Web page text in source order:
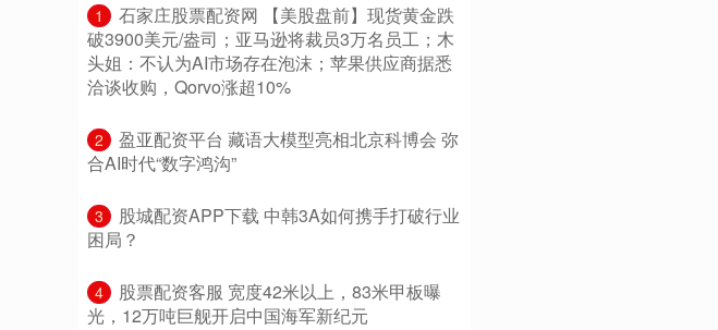
1
​石家庄股票配资网 【美股盘前】现货黄金跌
破3900美元/盎司；亚马逊将裁员3万名员工；木
头姐：不认为AI市场存在泡沫；苹果供应商据悉
洽谈收购，Qorvo涨超10%
2
​盈亚配资平台 藏语大模型亮相北京科博会 弥
合AI时代“数字鸿沟”
3
​股城配资APP下载 中韩3A如何携手打破行业
困局？
4
​股票配资客服 宽度42米以上，83米甲板曝
光，12万吨巨舰开启中国海军新纪元